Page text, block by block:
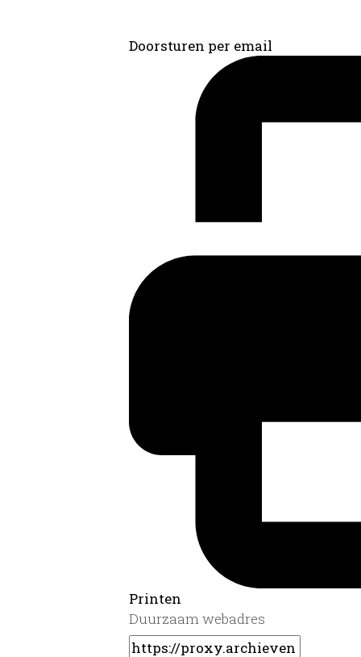
Doorsturen per email
Printen
Duurzaam webadres